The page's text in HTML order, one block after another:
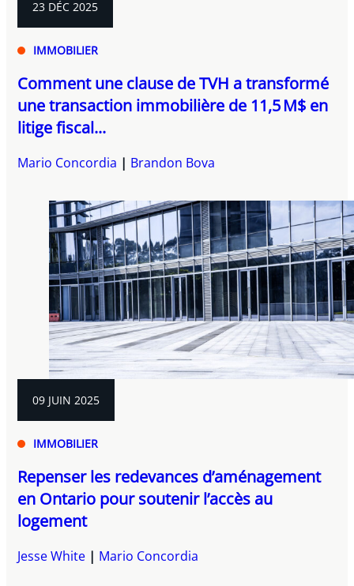
23 DÉC 2025
IMMOBILIER
Comment une clause de TVH a transformé
une transaction immobilière de 11,5 M$ en
litige fiscal...
Mario Concordia Brandon Bova
09 JUIN 2025
IMMOBILIER
Repenser les redevances d’aménagement
en Ontario pour soutenir l’accès au
logement
Jesse White Mario Concordia